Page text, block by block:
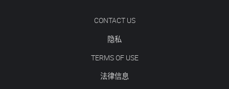
CONTACT US
隐私
TERMS OF USE
法律信息